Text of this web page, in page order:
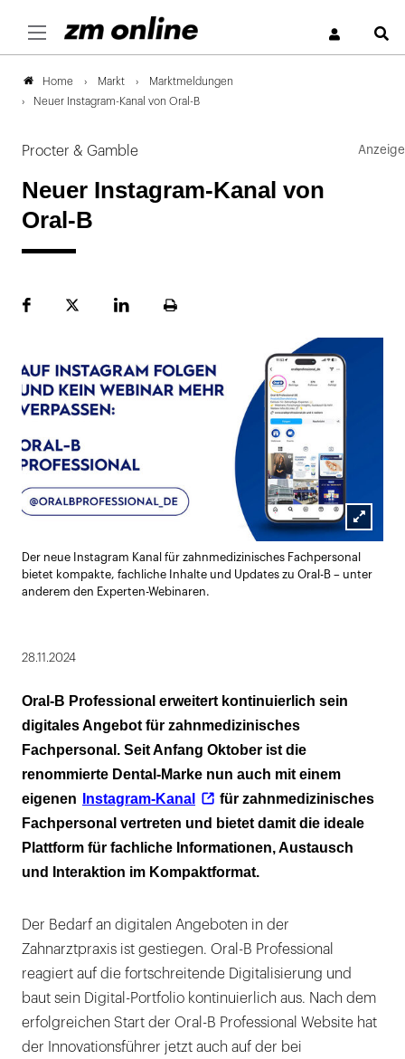
Home Markt
Marktmeldungen
Neuer Instagram-Kanal von Oral-B
Procter & Gamble
Neuer Instagram-Kanal von
Oral-B
FacebookPlattformLinekdInSeite
Lightbox
öffnen
Der neue Instagram Kanal für zahnmedizinisches Fachpersonal
bietet kompakte, fachliche Inhalte und Updates zu Oral-B – unter
anderem den Experten-Webinaren.
28.11.2024
Oral-B Professional erweitert kontinuierlich sein
digitales Angebot für zahnmedizinisches
Fachpersonal. Seit Anfang Oktober ist die
renommierte Dental-Marke nun auch mit einem
eigenen
Instagram-Kanal
für zahnmedizinisches
Fachpersonal vertreten und bietet damit die ideale
Plattform für fachliche Informationen, Austausch
und Interaktion im Kompaktformat.
Der Bedarf an digitalen Angeboten in der
Zahnarztpraxis ist gestiegen. Oral-B Professional
reagiert auf die fortschreitende Digitalisierung und
baut sein Digital-Portfolio kontinuierlich aus. Nach dem
erfolgreichen Start der Oral-B Professional Website hat
der Innovationsführer jetzt auch auf der bei